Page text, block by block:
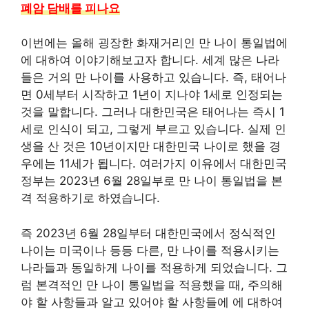
폐암 담배를 피나요
이번에는 올해 굉장한 화재거리인 만 나이 통일법에
에 대하여 이야기해보고자 합니다. 세계 많은 나라
들은 거의 만 나이를 사용하고 있습니다. 즉, 태어나
면 0세부터 시작하고 1년이 지나야 1세로 인정되는
것을 말합니다. 그러나 대한민국은 태어나는 즉시 1
세로 인식이 되고, 그렇게 부르고 있습니다. 실제 인
생을 산 것은 10년이지만 대한민국 나이로 했을 경
우에는 11세가 됩니다. 여러가지 이유에서 대한민국
정부는 2023년 6월 28일부로 만 나이 통일법을 본
격 적용하기로 하였습니다.
즉 2023년 6월 28일부터 대한민국에서 정식적인
나이는 미국이나 등등 다른, 만 나이를 적용시키는
나라들과 동일하게 나이를 적용하게 되었습니다. 그
럼 본격적인 만 나이 통일법을 적용했을 때, 주의해
야 할 사항들과 알고 있어야 할 사항들에 에 대하여